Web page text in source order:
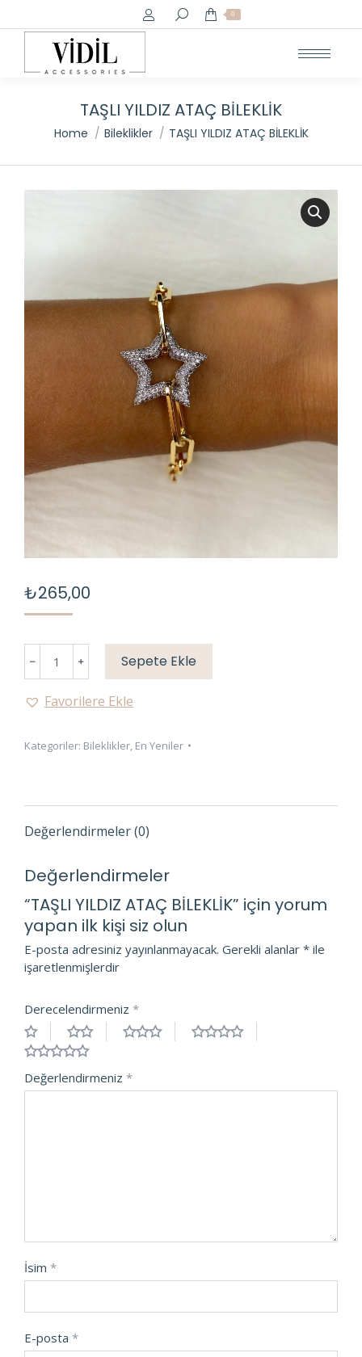
Search: 0
TAŞLI YILDIZ ATAÇ BİLEKLİK
You are here:
Home Bileklikler TAŞLI YILDIZ ATAÇ BİLEKLİK
₺265,00
YILDIZ
BİLEKLİK
Sepete Ekle
Favorilere Ekle
Kategoriler: Bileklikler, En Yeniler
Değerlendirmeler (0)
Değerlendirmeler
“TAŞLI YILDIZ ATAÇ BİLEKLİK” için yorum
yapan ilk kişi siz olun
E-posta adresiniz yayınlanmayacak. Gerekli alanlar * ile
işaretlenmişlerdir
Derecelendirmeniz *
Değerlendirmeniz *
İsim *
E-posta *